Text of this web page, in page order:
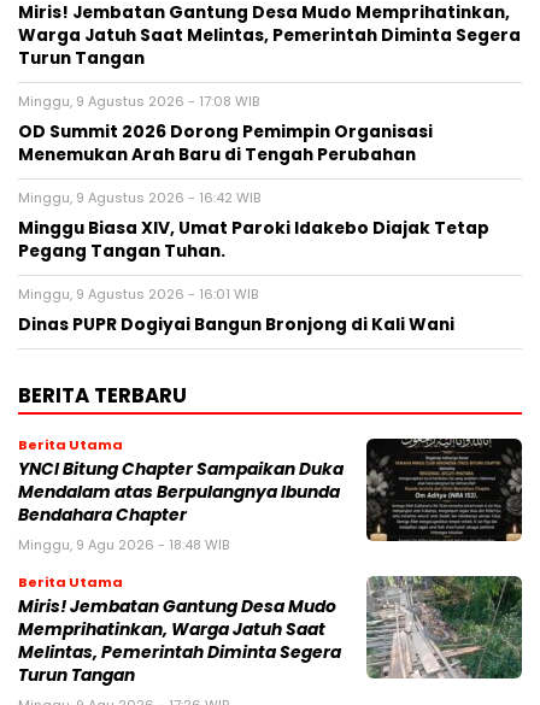
Miris! Jembatan Gantung Desa Mudo Memprihatinkan,
Warga Jatuh Saat Melintas, Pemerintah Diminta Segera
Turun Tangan
Minggu, 9 Agustus 2026 - 17:08 WIB
OD Summit 2026 Dorong Pemimpin Organisasi
Menemukan Arah Baru di Tengah Perubahan
Minggu, 9 Agustus 2026 - 16:42 WIB
Minggu Biasa XIV, Umat Paroki Idakebo Diajak Tetap
Pegang Tangan Tuhan.
Minggu, 9 Agustus 2026 - 16:01 WIB
Dinas PUPR Dogiyai Bangun Bronjong di Kali Wani
BERITA TERBARU
Berita Utama
YNCI Bitung Chapter Sampaikan Duka
Mendalam atas Berpulangnya Ibunda
Bendahara Chapter
Minggu, 9 Agu 2026 - 18:48 WIB
Berita Utama
Miris! Jembatan Gantung Desa Mudo
Memprihatinkan, Warga Jatuh Saat
Melintas, Pemerintah Diminta Segera
Turun Tangan